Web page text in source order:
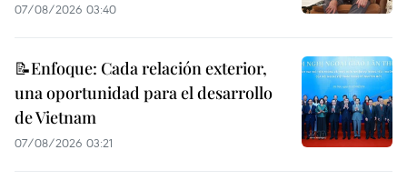
07/08/2026 03:40
📝Enfoque: Cada relación exterior,
una oportunidad para el desarrollo
de Vietnam
07/08/2026 03:21